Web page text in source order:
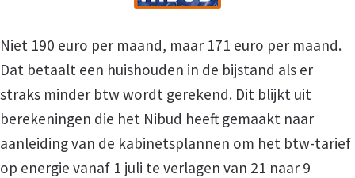
Niet 190 euro per maand, maar 171 euro per maand.
Dat betaalt een huishouden in de bijstand als er
straks minder btw wordt gerekend. Dit blijkt uit
berekeningen die het Nibud heeft gemaakt naar
aanleiding van de kabinetsplannen om het btw-tarief
op energie vanaf 1 juli te verlagen van 21 naar 9